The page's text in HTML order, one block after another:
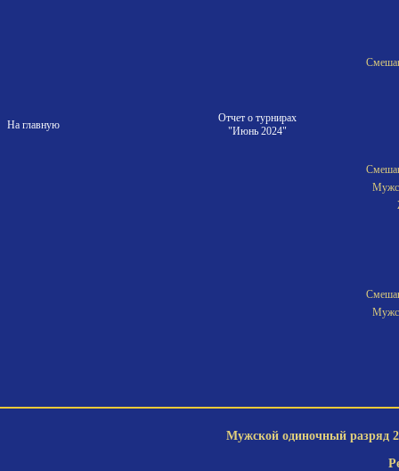
На главную
Отчет о турнирах
"Июнь 2024"
Мужской одиночный разряд